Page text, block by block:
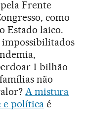
Frente
como
Estado laico.
impossibilitados
1 bilhão
não
A mistura
e política é